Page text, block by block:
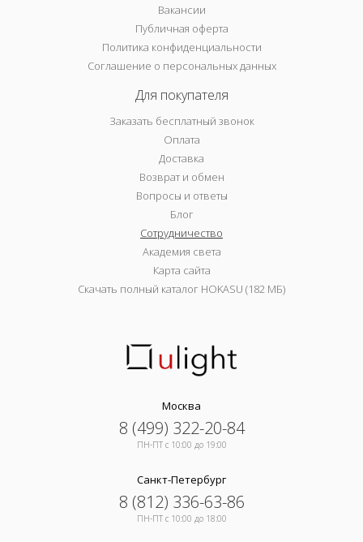
Вакансии
Публичная оферта
Политика конфиденциальности
Соглашение о персональных данных
Для покупателя
Заказать бесплатный звонок
Оплата
Доставка
Возврат и обмен
Вопросы и ответы
Блог
Сотрудничество
Академия света
Карта сайта
Скачать полный каталог HOKASU (182 МБ)
Москва
8 (499) 322-20-84
ПН-ПТ c 10:00 до 19:00
Санкт-Петербург
8 (812) 336-63-86
ПН-ПТ c 10:00 до 18:00